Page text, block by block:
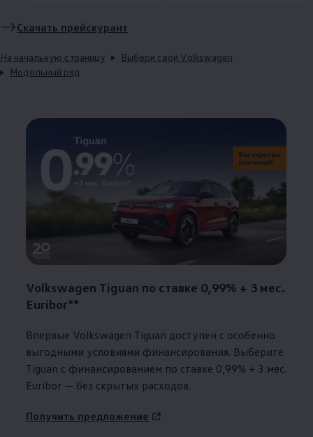
Скачать прейскурант
На начальную страницу
Выбери свой Volkswagen
Модельный ряд
Volkswagen Tiguan по ставке 0,99% + 3 мес.
Euribor**
Впервые Volkswagen Tiguan доступен с особенно
выгодными условиями финансирования. Выберите
Tiguan с финансированием по ставке 0,99% + 3 мес.
Euribor — без скрытых расходов.
Получить предложение